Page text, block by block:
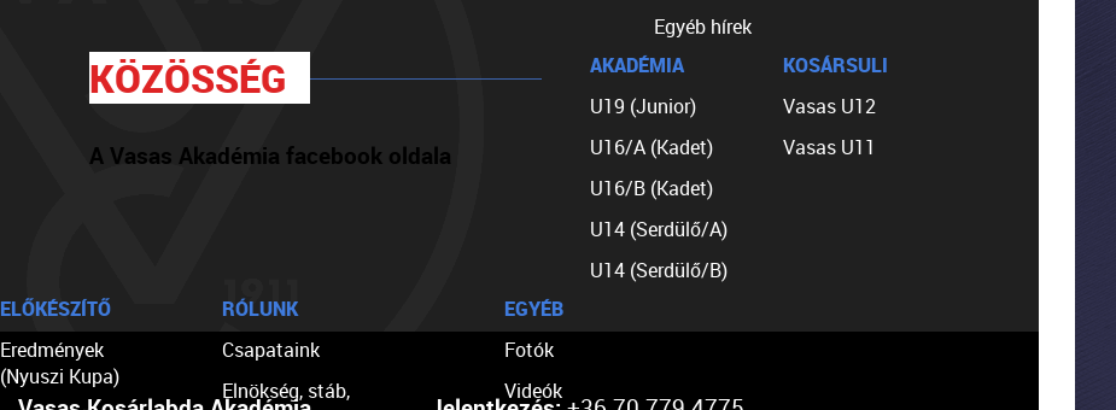
KÖZÖSSÉG
A Vasas Akadémia facebook oldala
Egyéb hírek
AKADÉMIA
U19 (Junior)
U16/A (Kadet)
U16/B (Kadet)
U14 (Serdülő/A)
U14 (Serdülő/B)
KOSÁRSULI
Vasas U12
Vasas U11
ELŐKÉSZÍTŐ
Eredmények
(Nyuszi Kupa)
RÓLUNK
Csapataink
Elnökség, stáb,
EGYÉB
Fotók
Videók